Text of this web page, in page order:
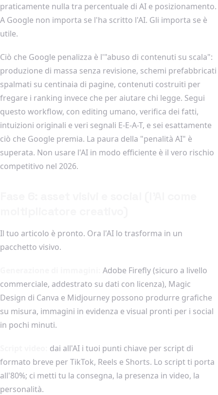
praticamente nulla tra percentuale di AI e posizionamento.
A Google non importa se l'ha scritto l'AI. Gli importa se è
utile.
Ciò che Google penalizza è l'"abuso di contenuti su scala":
produzione di massa senza revisione, schemi prefabbricati
spalmati su centinaia di pagine, contenuti costruiti per
fregare i ranking invece che per aiutare chi legge. Segui
questo workflow, con editing umano, verifica dei fatti,
intuizioni originali e veri segnali E-E-A-T, e sei esattamente
ciò che Google premia. La paura della "penalità AI" è
superata. Non usare l'AI in modo efficiente è il vero rischio
competitivo nel 2026.
Il tuo articolo è pronto. Ora l'AI lo trasforma in un
pacchetto visivo.
Adobe Firefly (sicuro a livello
commerciale, addestrato su dati con licenza), Magic
Design di Canva e Midjourney possono produrre grafiche
su misura, immagini in evidenza e visual pronti per i social
in pochi minuti.
dai all'AI i tuoi punti chiave per script di
formato breve per TikTok, Reels e Shorts. Lo script ti porta
all'80%; ci metti tu la consegna, la presenza in video, la
personalità.